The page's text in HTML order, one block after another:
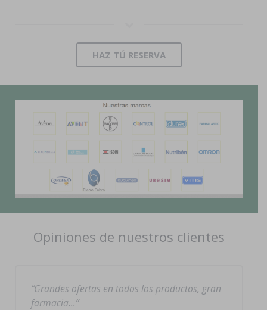
HAZ TÚ RESERVA
Opiniones de nuestros clientes
Grandes ofertas en todos los productos, gran
farmacia…